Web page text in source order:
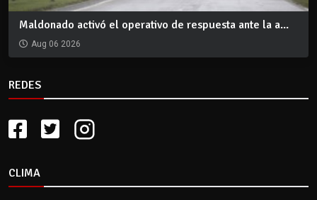
Maldonado activó el operativo de respuesta ante la a...
Aug 06 2026
REDES
CLIMA